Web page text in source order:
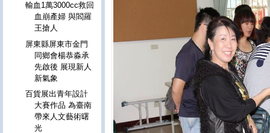
輸血1萬3000cc救回
血崩產婦 與閻羅
王搶人
屏東縣屏東市金門
同鄉會楊恭淼承
先啟後 展現新人
新氣象
百貨展出青年設計
大賽作品 為臺南
帶來人文藝術曙
光